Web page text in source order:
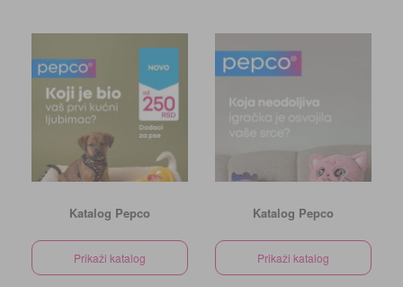
Katalog Pepco
Prikaži katalog
Katalog Pepco
Prikaži katalog